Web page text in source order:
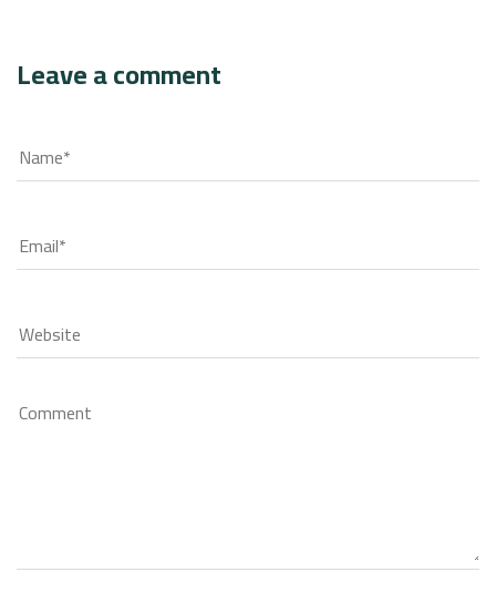
Leave a comment